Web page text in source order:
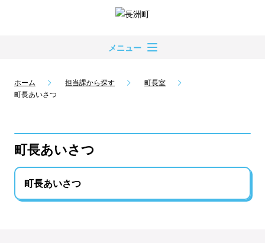
メニュー
ホーム 担当課から探す
町長室
町長あいさつ
町長あいさつ
町長あいさつ